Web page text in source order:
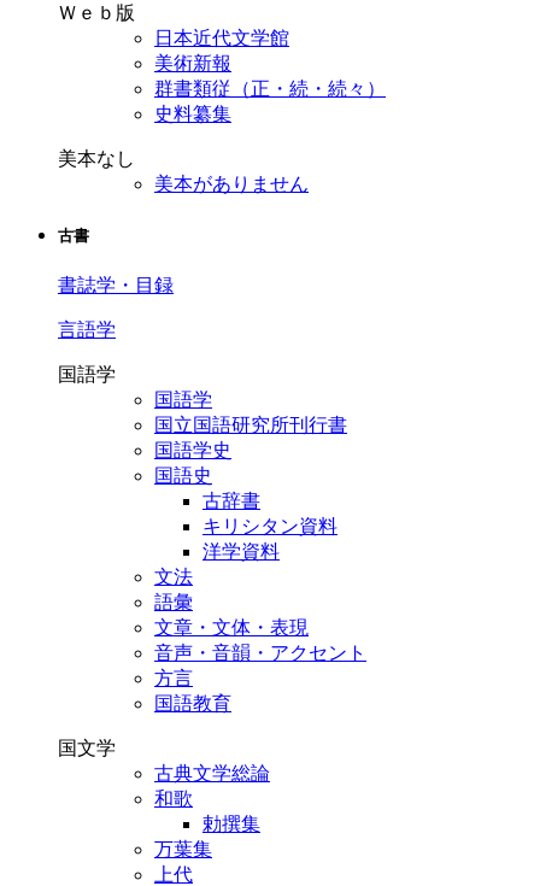
Ｗｅｂ版
日本近代文学館
美術新報
群書類従（正・続・続々）
史料纂集
美本なし
美本がありません
古書
書誌学・目録
言語学
国語学
国語学
国立国語研究所刊行書
国語学史
国語史
古辞書
キリシタン資料
洋学資料
文法
語彙
文章・文体・表現
音声・音韻・アクセント
方言
国語教育
国文学
古典文学総論
和歌
勅撰集
万葉集
上代